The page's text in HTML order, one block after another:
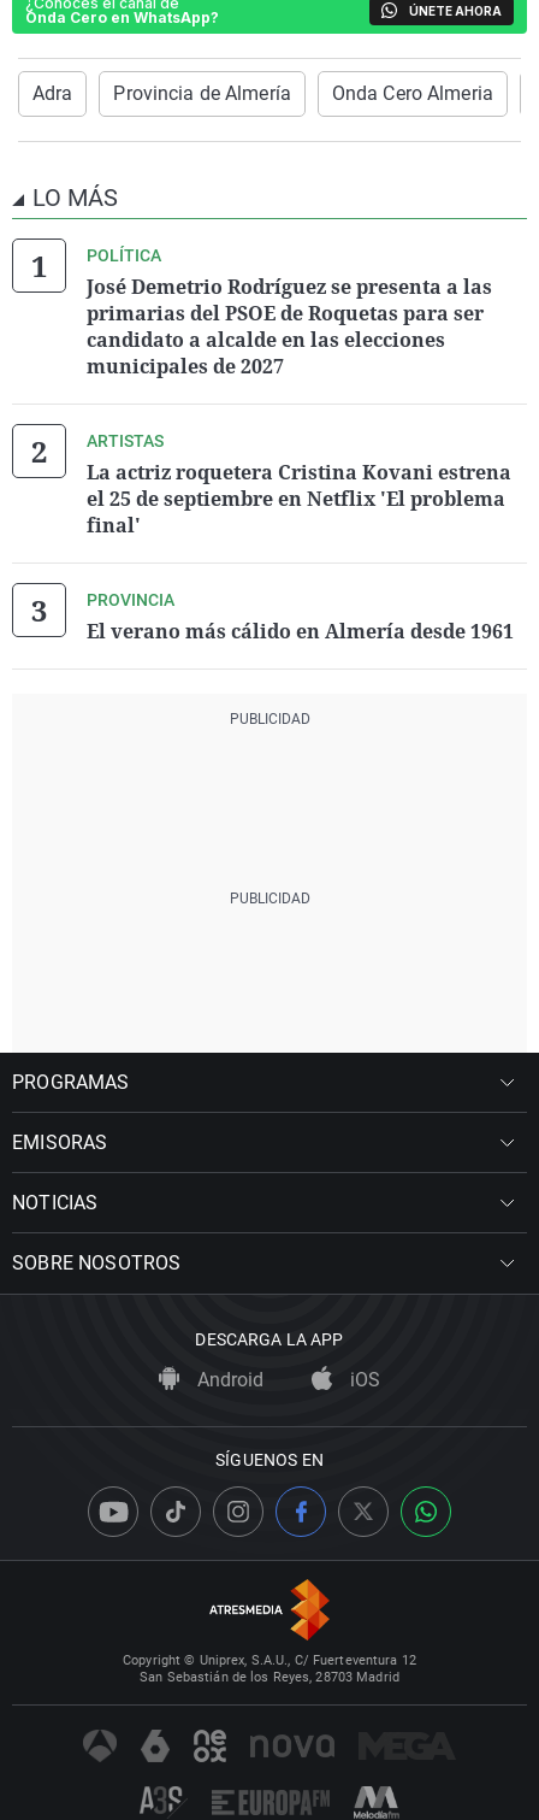
Onda Cero en WhatsApp?
ÚNETE AHORA
Adra Provincia de Almería Onda Cero Almeria
LO MÁS
POLÍTICA
José Demetrio Rodríguez se presenta a las
primarias del PSOE de Roquetas para ser
candidato a alcalde en las elecciones
municipales de 2027
ARTISTAS
La actriz roquetera Cristina Kovani estrena
el 25 de septiembre en Netflix 'El problema
final'
PROVINCIA
El verano más cálido en Almería desde 1961
PROGRAMAS
EMISORAS
NOTICIAS
SOBRE NOSOTROS
DESCARGA LA APP
Android iOS
SÍGUENOS EN
Copyright © Uniprex, S.A.U., C/ Fuerteventura 12
San Sebastián de los Reyes, 28703 Madrid